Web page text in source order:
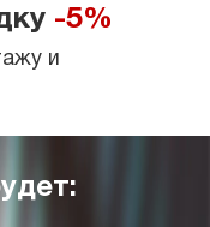
-5%
и